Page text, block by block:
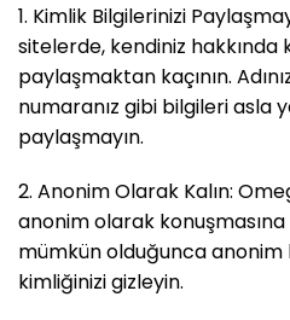
1. Kimlik Bilgilerinizi
sitelerde, kendiniz hakkında
paylaşmaktan kaçının.
numaranız gibi bilgileri asla
paylaşmayın.
2. Anonim Olarak Kalın:
anonim olarak
mümkün olduğunca anonim
kimliğinizi gizleyin.